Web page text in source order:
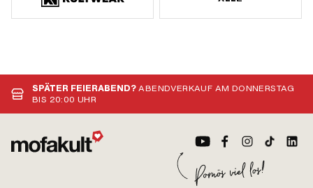
SPÄTER FEIERABEND?ABENDVERKAUF AM DONNERSTAG
BIS 20:00 UHR